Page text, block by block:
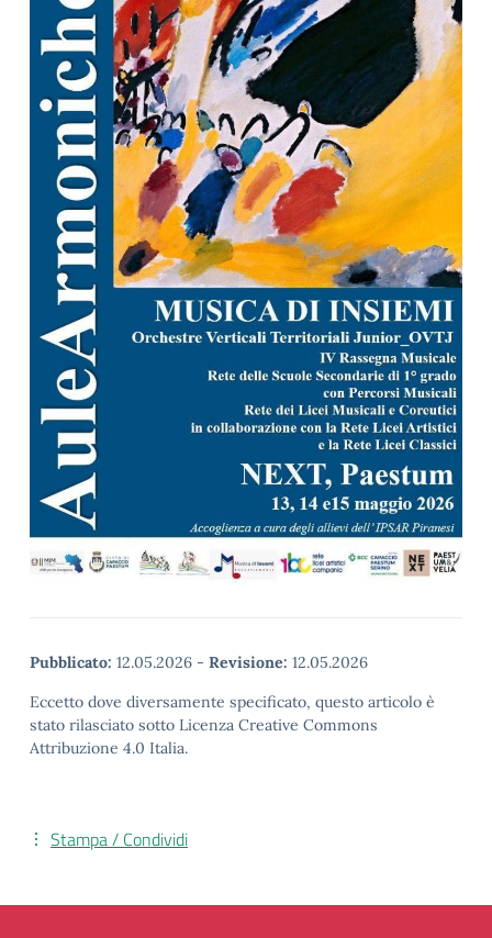
Pubblicato: 12.05.2026 - Revisione: 12.05.2026
Eccetto dove diversamente specificato, questo articolo è
stato rilasciato sotto Licenza Creative Commons
Attribuzione 4.0 Italia.
Stampa / Condividi